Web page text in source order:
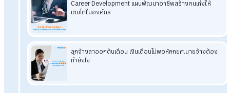
Q&A พนักงานลาออก ตามกฎหมายแรงงานต้องได้รับอนุมัติ
HR ไหม?
พนักงานลากิจแต่ HR ไม่อนุมัติ ตามกฎหมายแรงงานทำได้หรื
พนักงานขอลาพักร้อนนายจ้างไม่อนุมัติได้หรือไม่ตามกฎหมาย
แรงงาน
จัดการเอกสารออนไลน์ให้กับพนักงานได้ง่ายๆ ด้วย HR
App